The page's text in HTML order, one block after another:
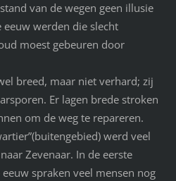
van de wegen geen illusie
werden die slecht
moest gebeuren door
breed, maar niet verhard; zij
Er lagen brede stroken
om de weg te repareren.
werd veel
Zevenaar. In de eerste
spraken veel mensen nog